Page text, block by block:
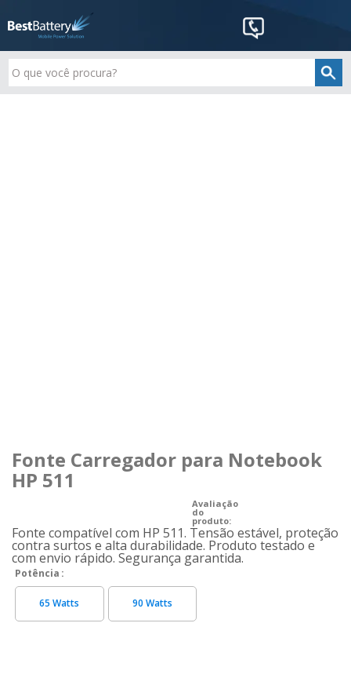
Fonte Carregador para Notebook
HP 511
Avaliação
do
produto:
Fonte compatível com HP 511. Tensão estável, proteção
contra surtos e alta durabilidade. Produto testado e
com envio rápido. Segurança garantida.
Potência
65 Watts 90 Watts